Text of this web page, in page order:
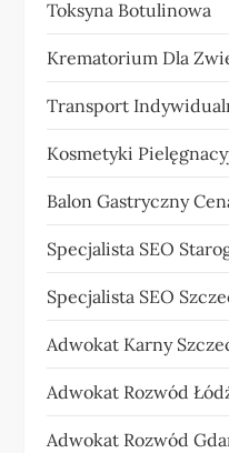
Toksyna Botulinowa
Krematorium Dla
Transport
Kosmetyki
Balon Gastryczny
Specjalista SEO
Specjalista SEO
Adwokat Karny
Adwokat Rozwód
Adwokat Rozwód